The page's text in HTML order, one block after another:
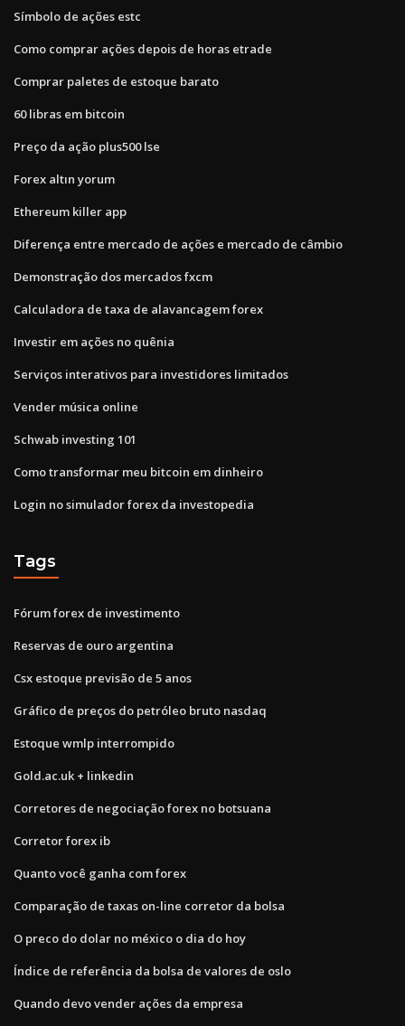
Símbolo de ações estc
Como comprar ações depois de horas etrade
Comprar paletes de estoque barato
60 libras em bitcoin
Preço da ação plus500 lse
Forex altın yorum
Ethereum killer app
Diferença entre mercado de ações e mercado de câmbio
Demonstração dos mercados fxcm
Calculadora de taxa de alavancagem forex
Investir em ações no quênia
Serviços interativos para investidores limitados
Vender música online
Schwab investing 101
Como transformar meu bitcoin em dinheiro
Login no simulador forex da investopedia
Tags
Fórum forex de investimento
Reservas de ouro argentina
Csx estoque previsão de 5 anos
Gráfico de preços do petróleo bruto nasdaq
Estoque wmlp interrompido
Gold.ac.uk + linkedin
Corretores de negociação forex no botsuana
Corretor forex ib
Quanto você ganha com forex
Comparação de taxas on-line corretor da bolsa
O preco do dolar no méxico o dia do hoy
Índice de referência da bolsa de valores de oslo
Quando devo vender ações da empresa